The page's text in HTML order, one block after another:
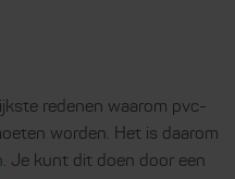
redenen waarom pvc-
worden. Het is daarom
. Je kunt dit doen door een